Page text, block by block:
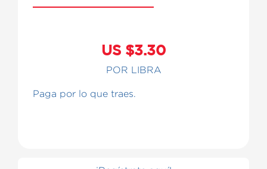
US $3.30
POR LIBRA
Paga por lo que traes.